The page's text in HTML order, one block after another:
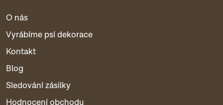
O nás
Vyrábíme psí dekorace
Kontakt
Blog
Sledování zásilky
Hodnocení obchodu